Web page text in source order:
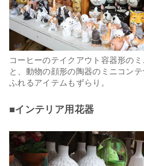
コーヒーのテイクアウト容器形のミ
と、動物の顔形の陶器のミニコン
ふれるアイテムもずらり。
■インテリア用花器